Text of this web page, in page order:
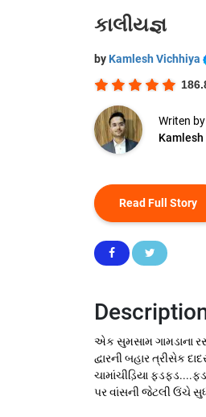
કાલીયજ્ઞ
by Kamlesh Vichhiya
Writen by
Read Full Story
એક સુમસામ ગામડાના
દ્વારની બહાર ત્રીસેક
ચામાંચીડ઼િયા
પર વાંસની જેટલી ઉંચે